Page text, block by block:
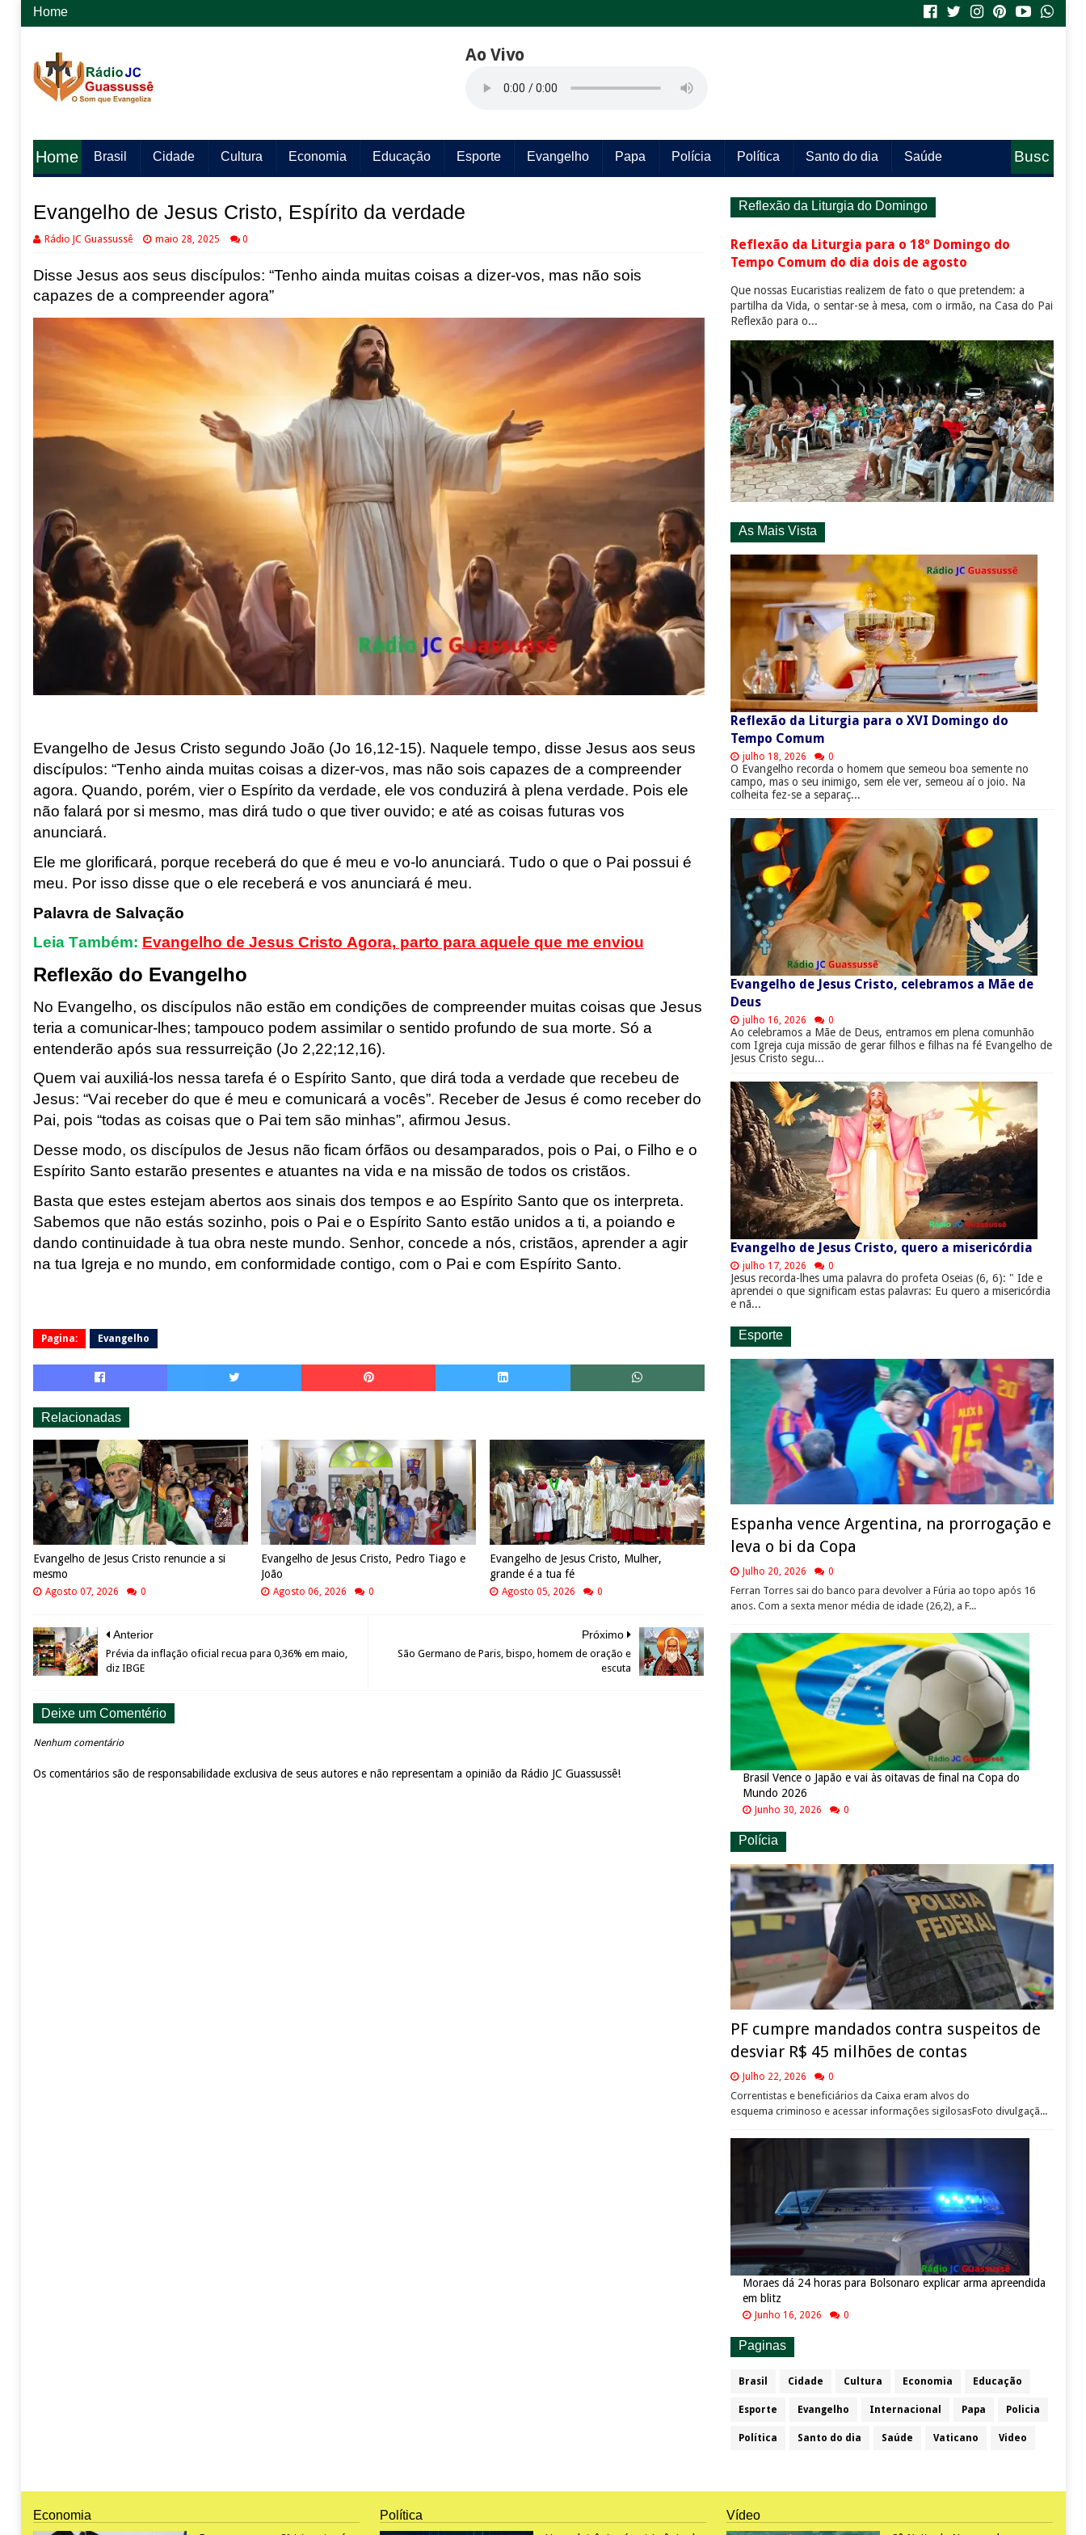
Home
Ao Vivo
Home Brasil Cidade Cultura Economia Educação Esporte Evangelho Papa Polícia Política Santo do dia Saúde
Busc
Evangelho de Jesus Cristo, Espírito da verdade
Rádio JC Guassussê maio 28, 2025 0
Disse Jesus aos seus discípulos: “Tenho ainda muitas coisas a dizer-vos, mas não sois
capazes de a compreender agora”
Evangelho de Jesus Cristo segundo João (Jo 16,12-15). Naquele tempo, disse Jesus aos seus
discípulos: “Tenho ainda muitas coisas a dizer-vos, mas não sois capazes de a compreender
agora. Quando, porém, vier o Espírito da verdade, ele vos conduzirá à plena verdade. Pois ele
não falará por si mesmo, mas dirá tudo o que tiver ouvido; e até as coisas futuras vos
anunciará.
Ele me glorificará, porque receberá do que é meu e vo-lo anunciará. Tudo o que o Pai possui é
meu. Por isso disse que o ele receberá e vos anunciará é meu.
Palavra de Salvação
Leia Também: Evangelho de Jesus Cristo Agora, parto para aquele que me enviou
Reflexão do Evangelho
No Evangelho, os discípulos não estão em condições de compreender muitas coisas que Jesus
teria a comunicar-lhes; tampouco podem assimilar o sentido profundo de sua morte. Só a
entenderão após sua ressurreição (Jo 2,22;12,16).
Quem vai auxiliá-los nessa tarefa é o Espírito Santo, que dirá toda a verdade que recebeu de
Jesus: “Vai receber do que é meu e comunicará a vocês”. Receber de Jesus é como receber do
Pai, pois “todas as coisas que o Pai tem são minhas”, afirmou Jesus.
Desse modo, os discípulos de Jesus não ficam órfãos ou desamparados, pois o Pai, o Filho e o
Espírito Santo estarão presentes e atuantes na vida e na missão de todos os cristãos.
Basta que estes estejam abertos aos sinais dos tempos e ao Espírito Santo que os interpreta.
Sabemos que não estás sozinho, pois o Pai e o Espírito Santo estão unidos a ti, a poiando e
dando continuidade à tua obra neste mundo. Senhor, concede a nós, cristãos, aprender a agir
na tua Igreja e no mundo, em conformidade contigo, com o Pai e com Espírito Santo.
Pagina: Evangelho
Relacionadas
Evangelho de Jesus Cristo renuncie a si
mesmo
Agosto 07, 2026 0
Evangelho de Jesus Cristo, Pedro Tiago e
João
Agosto 06, 2026 0
Evangelho de Jesus Cristo, Mulher,
grande é a tua fé
Agosto 05, 2026 0
Próximo
São Germano de Paris, bispo, homem de oração e
escuta
Anterior
Prévia da inflação oficial recua para 0,36% em maio,
diz IBGE
Deixe um Comentério
Nenhum comentário
Os comentários são de responsabilidade exclusiva de seus autores e não representam a opinião da Rádio JC Guassussê!
Reflexão da Liturgia do Domingo
Reflexão da Liturgia para o 18º Domingo do
Tempo Comum do dia dois de agosto
Que nossas Eucaristias realizem de fato o que pretendem: a
partilha da Vida, o sentar-se à mesa, com o irmão, na Casa do Pai
Reflexão para o...
As Mais Vista
Reflexão da Liturgia para o XVI Domingo do
Tempo Comum
julho 18, 2026 0
O Evangelho recorda o homem que semeou boa semente no
campo, mas o seu inimigo, sem ele ver, semeou aí o joio. Na
colheita fez-se a separaç...
Evangelho de Jesus Cristo, celebramos a Mãe de
Deus
julho 16, 2026 0
Ao celebramos a Mãe de Deus, entramos em plena comunhão
com Igreja cuja missão de gerar filhos e filhas na fé Evangelho de
Jesus Cristo segu...
Evangelho de Jesus Cristo, quero a misericórdia
julho 17, 2026 0
Jesus recorda-lhes uma palavra do profeta Oseias (6, 6): " Ide e
aprendei o que significam estas palavras: Eu quero a misericórdia
e nã...
Esporte
Espanha vence Argentina, na prorrogação e
leva o bi da Copa
Julho 20, 2026 0
Ferran Torres sai do banco para devolver a Fúria ao topo após 16
anos. Com a sexta menor média de idade (26,2), a F...
Brasil Vence o Japão e vai às oitavas de final na Copa do
Mundo 2026
Junho 30, 2026 0
Polícia
PF cumpre mandados contra suspeitos de
desviar R$ 45 milhões de contas
Julho 22, 2026 0
Correntistas e beneficiários da Caixa eram alvos do
esquema criminoso e acessar informações sigilosasFoto divulgaçã...
Moraes dá 24 horas para Bolsonaro explicar arma apreendida
em blitz
Junho 16, 2026 0
Paginas
Brasil Cidade Cultura Economia Educação
Esporte Evangelho Internacional Papa Policia
Política Santo do dia Saúde Vaticano Video
Economia Política Vídeo